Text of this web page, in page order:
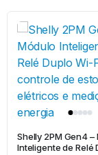
Shelly 2PM Gen4 –
Inteligente de Relé